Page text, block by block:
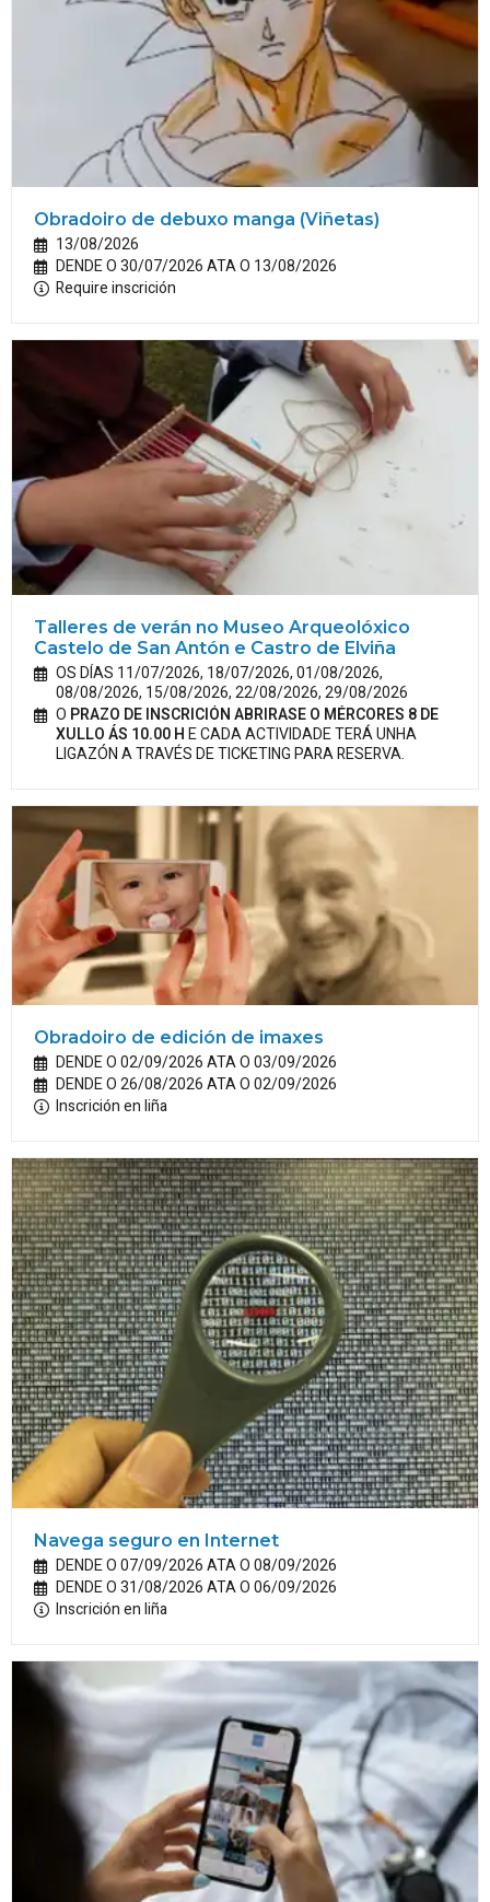
Obradoiro de debuxo manga (Viñetas)
13/08/2026
DENDE O 30/07/2026 ATA O 13/08/2026
Require inscrición
Talleres de verán no Museo Arqueolóxico
Castelo de San Antón e Castro de Elviña
OS DÍAS 11/07/2026, 18/07/2026, 01/08/2026,
08/08/2026, 15/08/2026, 22/08/2026, 29/08/2026
O PRAZO DE INSCRICIÓN ABRIRASE O MÉRCORES 8 DE
XULLO ÁS 10.00 HE CADA ACTIVIDADE TERÁ UNHA
LIGAZÓN A TRAVÉS DE TICKETING PARA RESERVA.
Obradoiro de edición de imaxes
DENDE O 02/09/2026 ATA O 03/09/2026
DENDE O 26/08/2026 ATA O 02/09/2026
Inscrición en liña
Navega seguro en Internet
DENDE O 07/09/2026 ATA O 08/09/2026
DENDE O 31/08/2026 ATA O 06/09/2026
Inscrición en liña